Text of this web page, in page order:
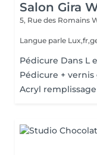
Salon Gira
5, Rue des Romains
Langue parle
Pédicure Dans L
Pédicure + vernis
Acryl remplissage